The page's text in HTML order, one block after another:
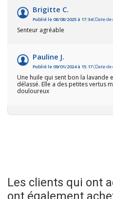
Brigitte C.
Publié le 08/08/2025 à 17:34(Date de
Senteur agréable
Pauline J.
Publié le 09/01/2024 à 15:17(Date de
Une huile qui sent bon la lavande
délassé. Elle a des petites vertus
douloureux
Les clients qui ont
ont également